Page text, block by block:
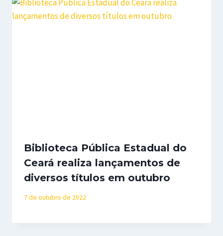
Biblioteca Pública Estadual do
Ceará realiza lançamentos de
diversos títulos em outubro
7 de outubro de 2022